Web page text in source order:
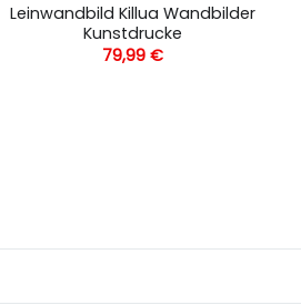
Leinwandbild Killua Wandbilder
Kunstdrucke
79,99€